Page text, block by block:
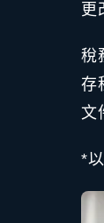
更
稅
存
文
*